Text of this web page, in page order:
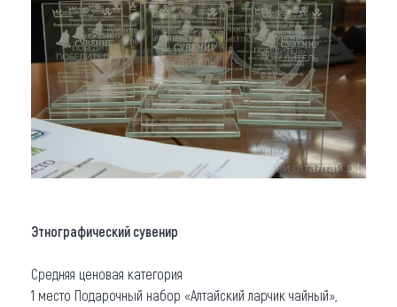
Этнографический сувенир
Средняя ценовая категория
1 место Подарочный набор «Алтайский ларчик чайный»,